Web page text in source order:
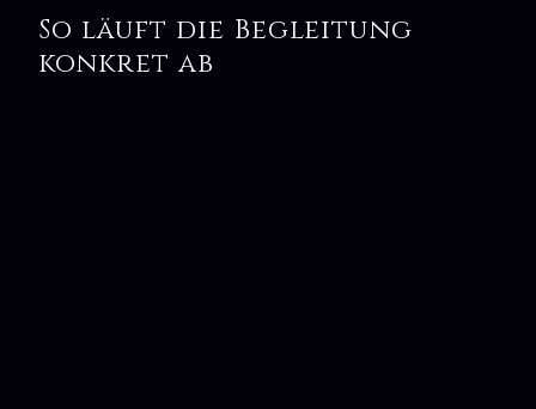
So läuft die Begleitung
konkret ab